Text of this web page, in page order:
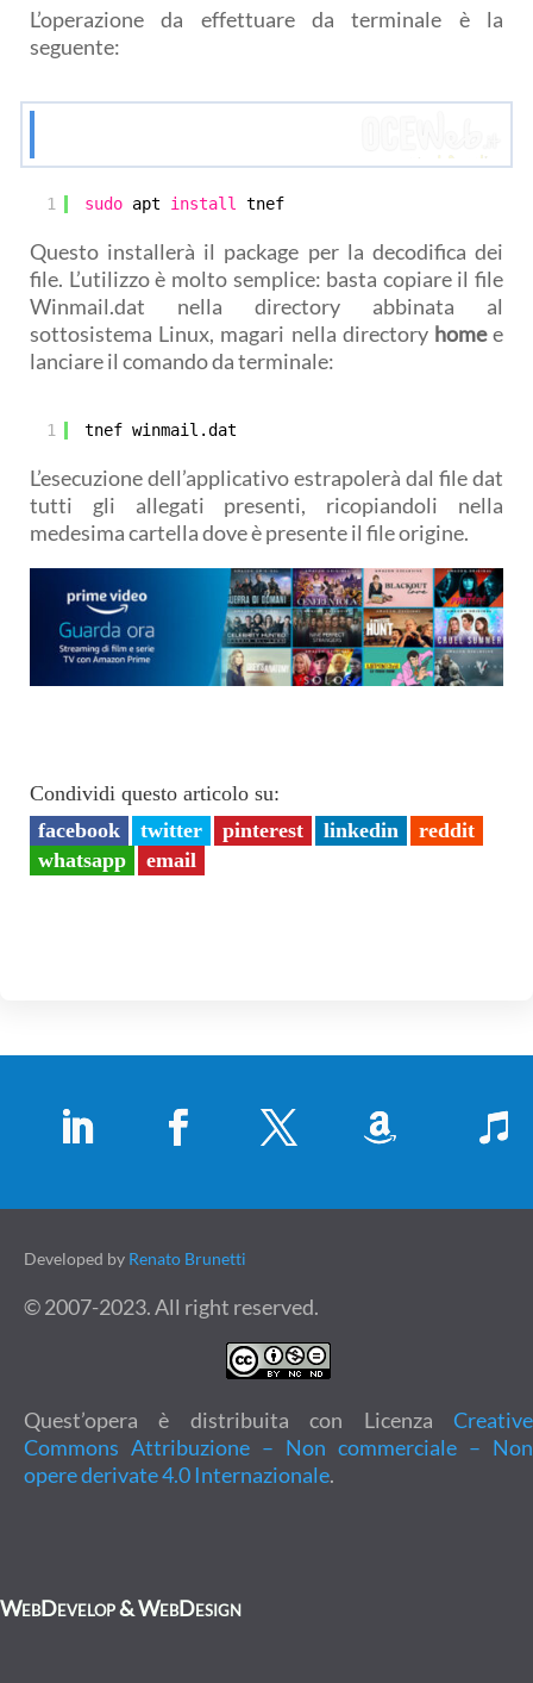
L’operazione da effettuare da terminale è la
seguente:
1 sudo apt install tnef
Questo installerà il package per la decodifica dei
file. L’utilizzo è molto semplice: basta copiare il file
Winmail.dat nella directory abbinata al
sottosistema Linux, magari nella directory homee
lanciare il comando da terminale:
1 tnef winmail.dat
L’esecuzione dell’applicativo estrapolerà dal file dat
tutti gli allegati presenti, ricopiandoli nella
medesima cartella dove è presente il file origine.
Condividi questo articolo su:
facebook
twitter pinterest linkedin
reddit
whatsapp
email
Developed by Renato Brunetti
© 2007-2023. All right reserved.
Quest’opera è distribuita con Licenza Creative
Commons Attribuzione – Non commerciale – Non
opere derivate 4.0 Internazionale.
WebDevelop & WebDesign